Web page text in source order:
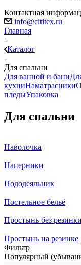
Контактная
info@cititex.ru
Главная
-
Каталог
-
Для спальни
Для ванной и бани
кухниНаматрасники
пледыУпаковка
Для спальни
Наволочка
Наперники
Пододеяльник
Постельное бельё
Простынь без резинки
Простынь на резинке
Фильтр
Популярный